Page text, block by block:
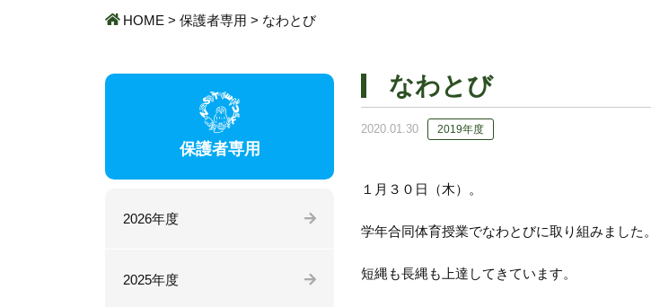
HOME > 保護者専用 > なわとび
なわとび
2020.01.30 2019年度
１月３０日（木）。
学年合同体育授業でなわとびに取り組みました。
短縄も長縄も上達してきています。
保護者専用
2026年度
2025年度